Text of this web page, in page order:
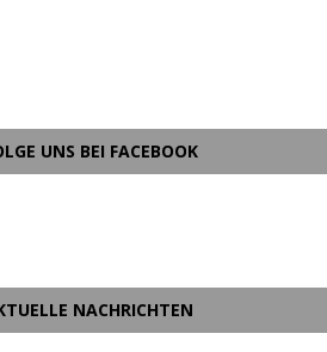
UNS BEI FACEBOOK
NACHRICHTEN